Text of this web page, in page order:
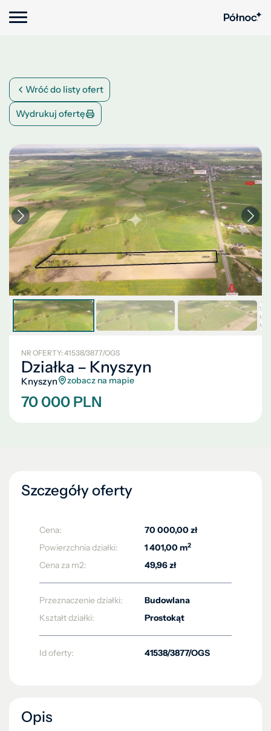
Wróć do listy ofert
Wydrukuj ofertę
NR OFERTY: 41538/3877/OGS
Działka – Knyszyn
Knyszyn zobacz na mapie
70 000 PLN
Szczegóły oferty
Cena:
70 000,00 zł
Powierzchnia działki:
1 401,00 m2
Cena za m2: 49,96 zł
Przeznaczenie działki:
Budowlana
Kształt działki:
Prostokąt
Id oferty: 41538/3877/OGS
Opis